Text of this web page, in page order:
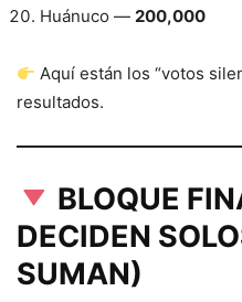
Huánuco — 200,000
Aquí están los “votos
resultados.
BLOQUE
DECIDEN
SUMAN)